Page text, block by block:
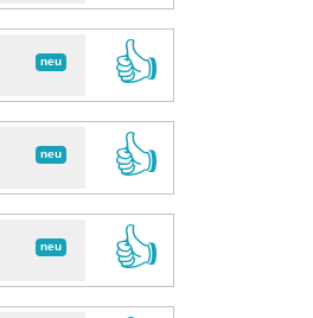
neu
👍
neu
👍
neu
👍